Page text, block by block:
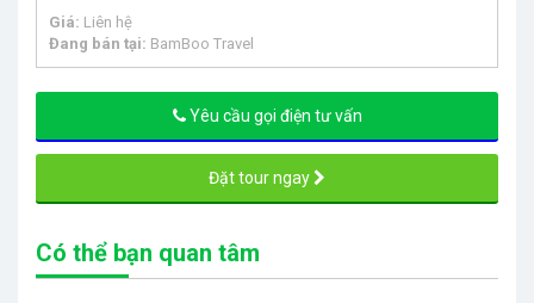
Giá: Liên hệ
Đang bán tại: BamBoo Travel
Yêu cầu gọi điện tư vấn
Đặt tour ngay
Có thể bạn quan tâm